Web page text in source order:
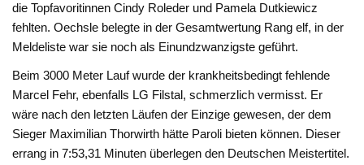
die Topfavoritinnen Cindy Roleder und Pamela Dutkiewicz
fehlten. Oechsle belegte in der Gesamtwertung Rang elf, in der
Meldeliste war sie noch als Einundzwanzigste geführt.
Beim 3000 Meter Lauf wurde der krankheitsbedingt fehlende
Marcel Fehr, ebenfalls LG Filstal, schmerzlich vermisst. Er
wäre nach den letzten Läufen der Einzige gewesen, der dem
Sieger Maximilian Thorwirth hätte Paroli bieten können. Dieser
errang in 7:53,31 Minuten überlegen den Deutschen Meistertitel.